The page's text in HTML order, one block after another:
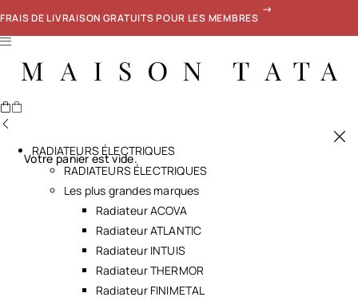
FRAIS DE LIVRAISON GRATUITS POUR LES MEMBRES
Votre panier est vide.
RADIATEURS ÉLECTRIQUES
RADIATEURS ÉLECTRIQUES
Les plus grandes marques
Radiateur ACOVA
Radiateur ATLANTIC
Radiateur INTUIS
Radiateur THERMOR
Radiateur FINIMETAL